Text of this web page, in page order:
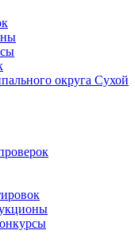
округа Сухой